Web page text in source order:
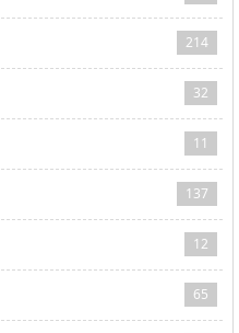
214
32
11
137
12
65